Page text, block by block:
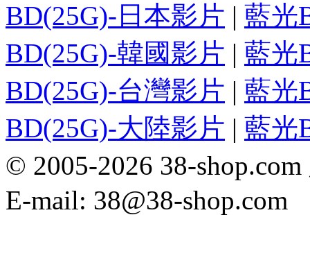
BD(25G)-日本影片 | 藍光
BD(25G)-韓國影片 | 藍光
BD(25G)-台灣影片 | 藍光
BD(25G)-大陸影片 | 藍光
© 2005-2026 38-
E-mail: 38@38-shop.com